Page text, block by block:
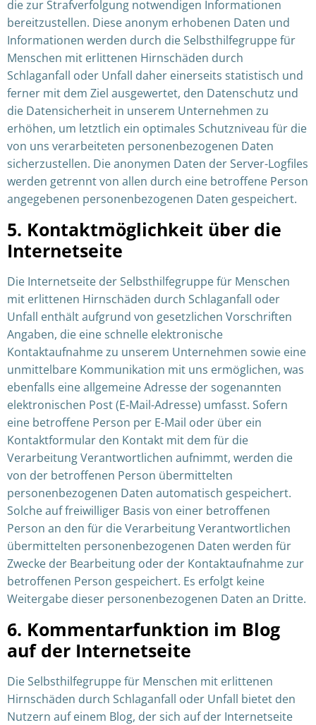
die zur Strafverfolgung notwendigen Informationen
bereitzustellen. Diese anonym erhobenen Daten und
Informationen werden durch die Selbsthilfegruppe für
Menschen mit erlittenen Hirnschäden durch
Schlaganfall oder Unfall daher einerseits statistisch und
ferner mit dem Ziel ausgewertet, den Datenschutz und
die Datensicherheit in unserem Unternehmen zu
erhöhen, um letztlich ein optimales Schutzniveau für die
von uns verarbeiteten personenbezogenen Daten
sicherzustellen. Die anonymen Daten der Server-Logfiles
werden getrennt von allen durch eine betroffene Person
angegebenen personenbezogenen Daten gespeichert.
5. Kontaktmöglichkeit über die
Internetseite
Die Internetseite der Selbsthilfegruppe für Menschen
mit erlittenen Hirnschäden durch Schlaganfall oder
Unfall enthält aufgrund von gesetzlichen Vorschriften
Angaben, die eine schnelle elektronische
Kontaktaufnahme zu unserem Unternehmen sowie eine
unmittelbare Kommunikation mit uns ermöglichen, was
ebenfalls eine allgemeine Adresse der sogenannten
elektronischen Post (E-Mail-Adresse) umfasst. Sofern
eine betroffene Person per E-Mail oder über ein
Kontaktformular den Kontakt mit dem für die
Verarbeitung Verantwortlichen aufnimmt, werden die
von der betroffenen Person übermittelten
personenbezogenen Daten automatisch gespeichert.
Solche auf freiwilliger Basis von einer betroffenen
Person an den für die Verarbeitung Verantwortlichen
übermittelten personenbezogenen Daten werden für
Zwecke der Bearbeitung oder der Kontaktaufnahme zur
betroffenen Person gespeichert. Es erfolgt keine
Weitergabe dieser personenbezogenen Daten an Dritte.
6. Kommentarfunktion im Blog
auf der Internetseite
Die Selbsthilfegruppe für Menschen mit erlittenen
Hirnschäden durch Schlaganfall oder Unfall bietet den
Nutzern auf einem Blog, der sich auf der Internetseite